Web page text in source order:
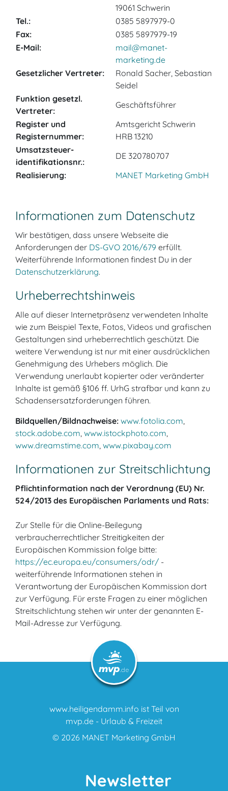
19061 Schwerin
Tel.:
0385 5897979-0
Fax:
0385 5897979-19
E-Mail:
mail@manet-
marketing.de
Gesetzlicher Vertreter:
Ronald Sacher, Sebastian
Seidel
Funktion gesetzl.
Vertreter:
Geschäftsführer
Register und
Registernummer:
Amtsgericht Schwerin
HRB 13210
Umsatzsteuer­
identifikationsnr.:
DE 320780707
Realisierung:
MANET Marketing GmbH
Informationen zum Datenschutz
Wir bestätigen, dass unsere Webseite die
Anforderungen der DS-GVO 2016/679 erfüllt.
Weiterführende Informationen findest Du in der
Datenschutzerklärung.
Urheber­rechtshinweis
Alle auf dieser Internetpräsenz verwendeten Inhalte
wie zum Beispiel Texte, Fotos, Videos und grafischen
Gestaltungen sind urheberrechtlich geschützt. Die
weitere Verwendung ist nur mit einer ausdrücklichen
Genehmigung des Urhebers möglich. Die
Verwendung unerlaubt kopierter oder veränderter
Inhalte ist gemäß §106 ff. UrhG strafbar und kann zu
Schadensersatzforderungen führen.
Bildquellen/Bildnachweise: www.fotolia.com,
stock.adobe.com, www.istockphoto.com,
www.dreamstime.com, www.pixabay.com
Informationen zur Streitschlichtung
Pflichtinformation nach der Verordnung (EU) Nr.
524/2013 des Europäischen Parlaments und Rats:
Zur Stelle für die Online-Beilegung
verbraucherrechtlicher Streitigkeiten der
Europäischen Kommission folge bitte:
https://ec.europa.eu/consumers/odr/ -
weiterführende Informationen stehen in
Verantwortung der Europäischen Kommission dort
zur Verfügung. Für erste Fragen zu einer möglichen
Streitschlichtung stehen wir unter der genannten E-
Mail-Adresse zur Verfügung.
www.heiligendamm.info ist Teil von
mvp.de - Urlaub & Freizeit
© 2026 MANET Marketing GmbH
Newsletter